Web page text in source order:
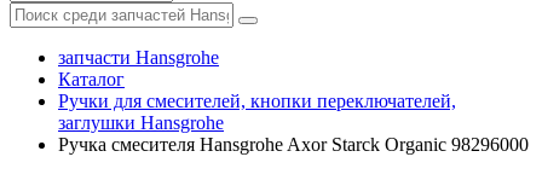
запчасти Hansgrohe
Каталог
Ручки для смесителей, кнопки переключателей,
заглушки Hansgrohe
Ручка смесителя Hansgrohe Axor Starck Organic 98296000